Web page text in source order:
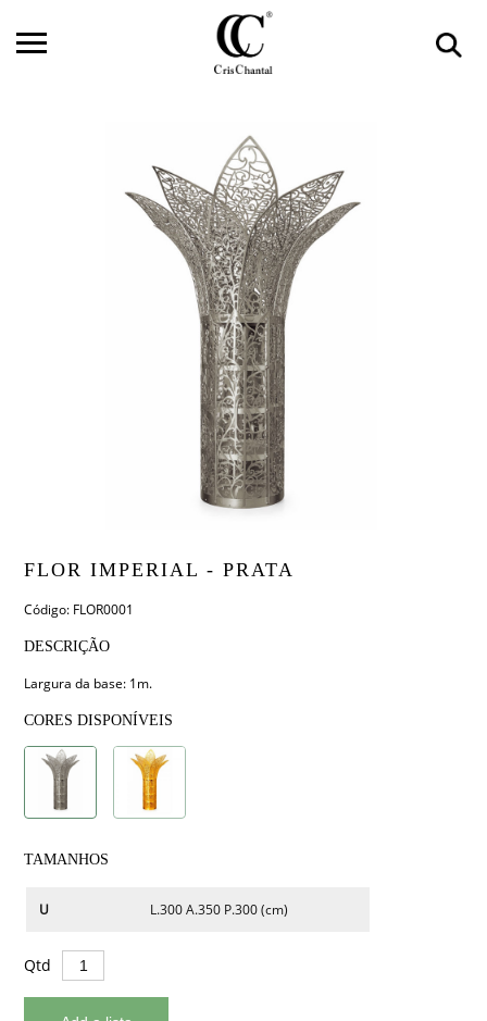
FLOR IMPERIAL - PRATA
Código: FLOR0001
DESCRIÇÃO
Largura da base: 1m.
CORES DISPONÍVEIS
TAMANHOS
U L.300 A.350 P.300 (cm)
Qtd